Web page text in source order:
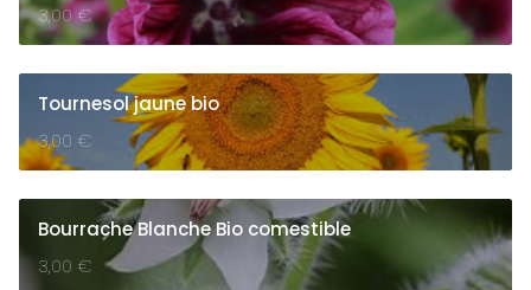
3,00€
Tournesol jaune bio
3,00 €
Bourrache Blanche Bio comestible
3,00 €